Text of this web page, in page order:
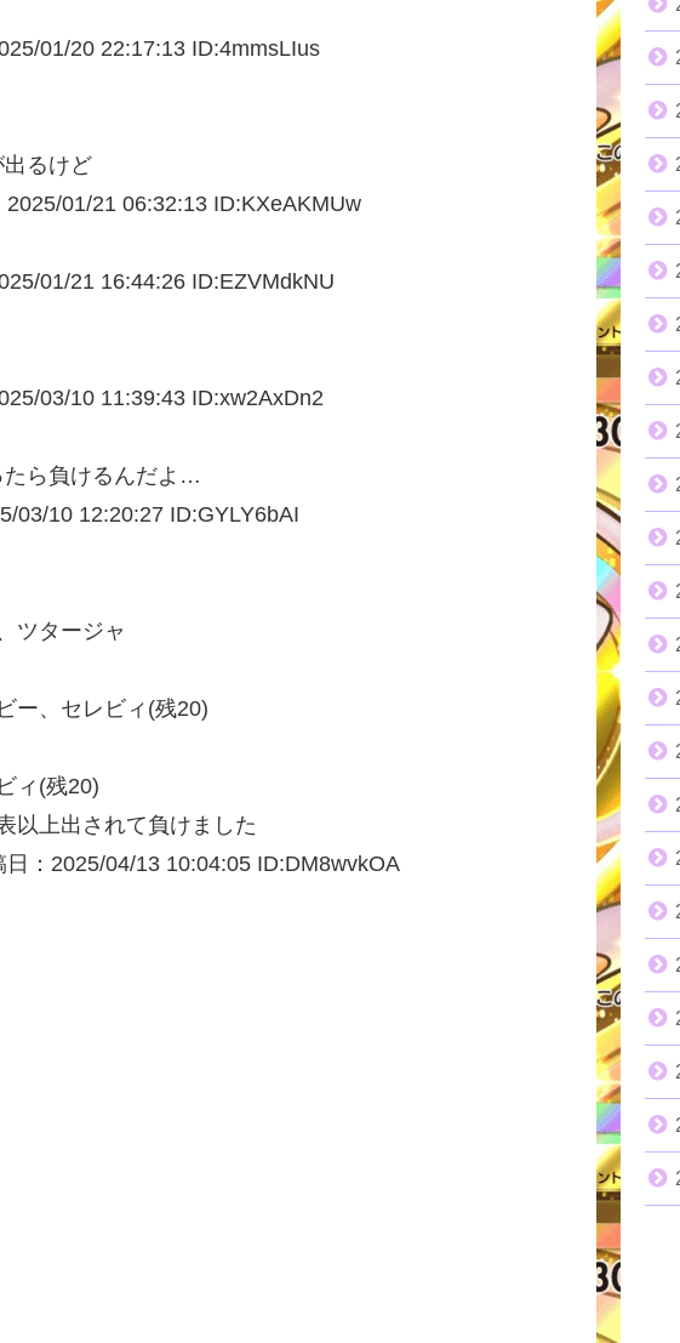
01/20 22:17:13 ID:4mmsLIus
るけど
2025/01/21 06:32:13 ID:KXeAKMUw
01/21 16:44:26 ID:EZVMdkNU
03/10 11:39:43 ID:xw2AxDn2
たら負けるんだよ…
03/10 12:20:27 ID:GYLY6bAI
ツタージャ
ー、セレビィ(残20)
ィ(残20)
以上出されて負けました
日：2025/04/13 10:04:05 ID:DM8wvkOA